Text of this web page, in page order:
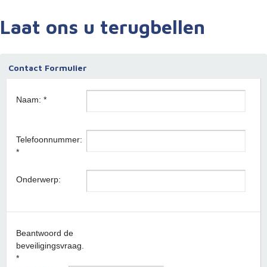
Laat ons u terugbellen
Contact Formulier
Naam: *
Telefoonnummer:
*
Onderwerp:
Beantwoord de
beveiligingsvraag.
*